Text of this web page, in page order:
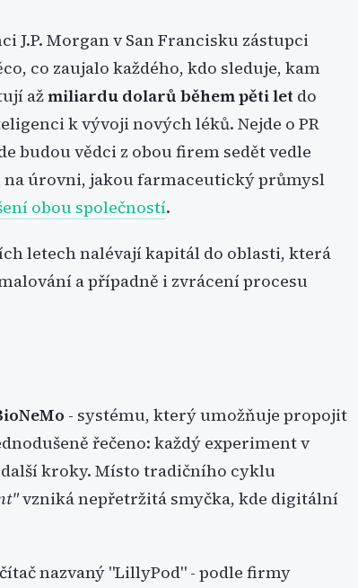
J.P. Morgan v San Francisku zástupci
co zaujalo každého, kdo sleduje, kam
ažmiliardu dolarů během pěti let do
k vývoji nových léků. Nejde o PR
budou vědci z obou firem sedět vedle
úrovni, jakou farmaceutický průmysl
obou společností.
letech nalévají kapitál do oblasti, která
a případně i zvrácení procesu
- systému, který umožňuje propojit
řečeno: každý experiment v
kroky. Místo tradičního cyklu
vzniká nepřetržitá smyčka, kde digitální
nazvaný "LillyPod" - podle firmy